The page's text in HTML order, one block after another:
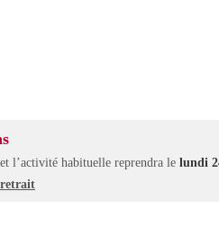
et l’activité habituelle reprendra le lundi
retrait